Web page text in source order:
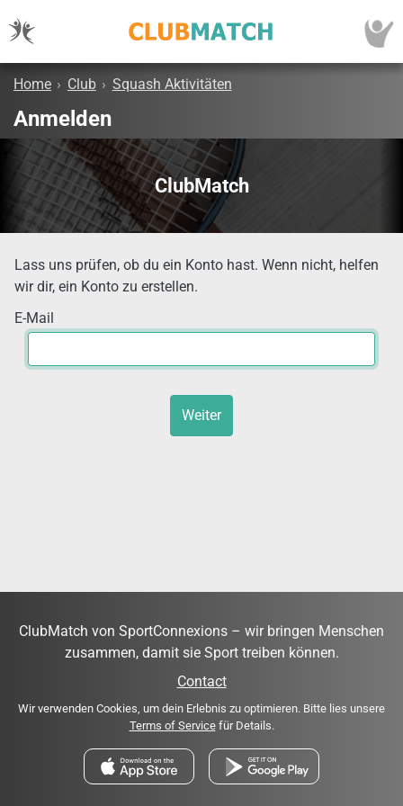
Home › Club › Squash Aktivitäten
Anmelden
ClubMatch
Lass uns prüfen, ob du ein Konto hast. Wenn nicht, helfen
wir dir, ein Konto zu erstellen.
E-Mail
Weiter
ClubMatch von SportConnexions – wir bringen Menschen
zusammen, damit sie Sport treiben können.
Contact
Wir verwenden Cookies, um dein Erlebnis zu optimieren. Bitte lies unsere
Terms of Servicefür Details.